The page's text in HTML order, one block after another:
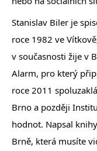
Stanislav Biler je
roce 1982 ve
v současnosti žije v
Alarm, pro který
roce 2011
Brno a později
hodnot. Napsal
Brně, která musíte